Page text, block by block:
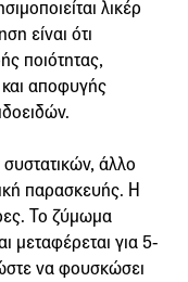
λικέρ
είναι ότι
ποιότητας,
και αποφυγής
άλλο
παρασκευής. Η
Το ζύμωμα
μεταφέρεται για 5-
να φουσκώσει